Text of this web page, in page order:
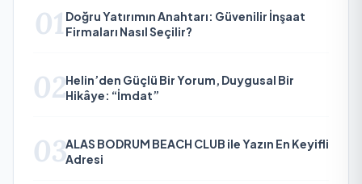
01 Doğru Yatırımın Anahtarı: Güvenilir İnşaat
Firmaları Nasıl Seçilir?
02Helin’den Güçlü Bir Yorum, Duygusal Bir
Hikâye: “İmdat”
03ALAS BODRUM BEACH CLUB ile Yazın En Keyifli
Adresi